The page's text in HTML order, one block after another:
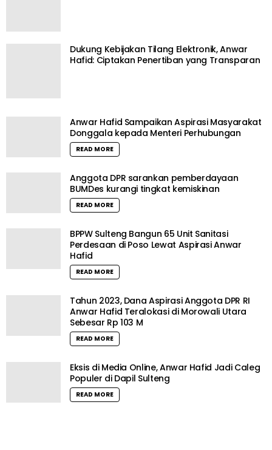
Dukung Kebijakan Tilang Elektronik, Anwar
Hafid: Ciptakan Penertiban yang Transparan
Anwar Hafid Sampaikan Aspirasi Masyarakat
Donggala kepada Menteri Perhubungan
READ MORE
Anggota DPR sarankan pemberdayaan
BUMDes kurangi tingkat kemiskinan
READ MORE
BPPW Sulteng Bangun 65 Unit Sanitasi
Perdesaan di Poso Lewat Aspirasi Anwar
Hafid
READ MORE
Tahun 2023, Dana Aspirasi Anggota DPR RI
Anwar Hafid Teralokasi di Morowali Utara
Sebesar Rp 103 M
READ MORE
Eksis di Media Online, Anwar Hafid Jadi Caleg
Populer di Dapil Sulteng
READ MORE